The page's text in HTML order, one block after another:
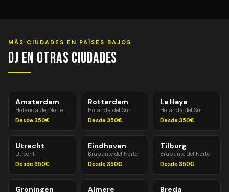
necesitarse 2–3 horas. Montaje y desmontaje siempre
incluidos en el precio.
MÁS CIUDADES EN PAÍSES BAJOS
DJ en Otras Ciudades
Amsterdam
Holanda del Norte
Desde 350€
Rotterdam
Holanda del Sur
Desde 350€
La Haya
Holanda del Sur
Desde 350€
Utrecht
Utrecht
Desde 350€
Eindhoven
Brabante del Norte
Desde 350€
Tilburg
Brabante del Norte
Desde 350€
Groningen Almere Breda